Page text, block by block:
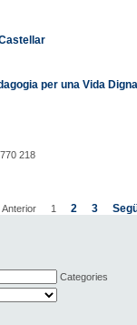
per una Vida
218
Anterior 1 2 3
Categories